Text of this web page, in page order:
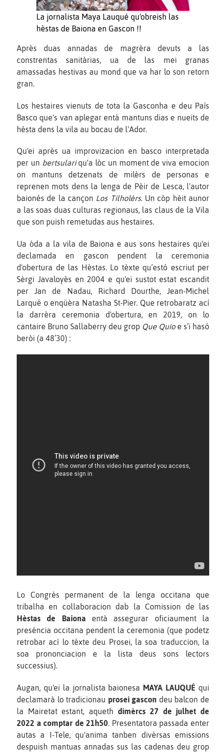
La jornalista Maya Lauqué qu'obreish las
hèstas de Baiona en Gascon !!
Après duas annadas de magrèra devuts a las
constrentas sanitàrias, ua de las mei granas
amassadas hestivas au mond que va har lo son retorn
gran.
Los hestaires vienuts de tota la Gasconha e deu País
Basco que's van aplegar entà mantuns dias e nueits de
hèsta dens la vila au bocau de l'Ador.
Qu'ei après ua improvizacion en basco interpretada
per un bertsulariqu'a lòc un moment de viva emocion
on mantuns detzenats de milèrs de personas e
reprenen mots dens la lenga de Pèir de Lesca, l'autor
baionés de la cançon Los Tilholèrs. Un còp hèit aunor
a las soas duas culturas regionaus, las claus de la Vila
que son puish remetudas aus hestaires.
Ua òda a la vila de Baiona e aus sons hestaires qu'ei
declamada en gascon pendent la ceremonia
d'obertura de las Hèstas. Lo tèxte qu’estó escriut per
Sèrgi Javaloyès en 2004 e qu'ei sustot estat escandit
per Jan de Nadau, Richard Dourthe, Jean-Michel
Larqué o enqüèra Natasha St-Pier. Que retrobaratz ací
la darrèra ceremonia d'obertura, en 2019, on lo
cantaire Bruno Sallaberry deu grop Que Quioe s’i hasó
beròi (a 48’30) :
Lo Congrès permanent de la lenga occitana que
tribalha en collaboracion dab la Comission de las
Hèstas de Baiona entà assegurar oficiaument la
preséncia occitana pendent la ceremonia (que podetz
retrobar ací lo tèxte deu Prosei, la soa traduccion, la
soa prononciacion e la lista deus sons lectors
successius).
Augan, qu'ei la jornalista baionesa MAYA LAUQUÉ qui
declamarà lo tradicionau prosei gascon deu balcon de
la Mairetat estant, aqueth dimèrcs 27 de julhet de
2022 a comptar de 21h50. Presentatora passada enter
autas a I-Tele, qu'anima tanben divèrsas emissions
despuish mantuas annadas sus las cadenas deu grop